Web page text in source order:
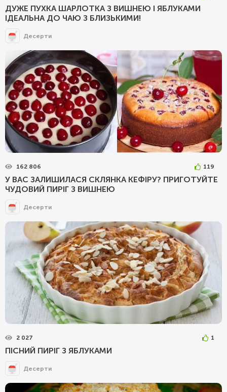
ДУЖЕ ПУХКА ШАРЛОТКА З ВИШНЕЮ І ЯБЛУКАМИ
ІДЕАЛЬНА ДО ЧАЮ З БЛИЗЬКИМИ!
Десерти
162 806 119
У ВАС ЗАЛИШИЛАСЯ СКЛЯНКА КЕФІРУ? ПРИГОТУЙТЕ
ЧУДОВИЙ ПИРІГ З ВИШНЕЮ
Десерти
2 027 1
ПІСНИЙ ПИРІГ З ЯБЛУКАМИ
Десерти